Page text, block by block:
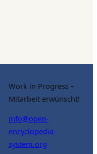
Work in Progress –
Mitarbeit erwünscht!
info@open-
encyclopedia-
system.org